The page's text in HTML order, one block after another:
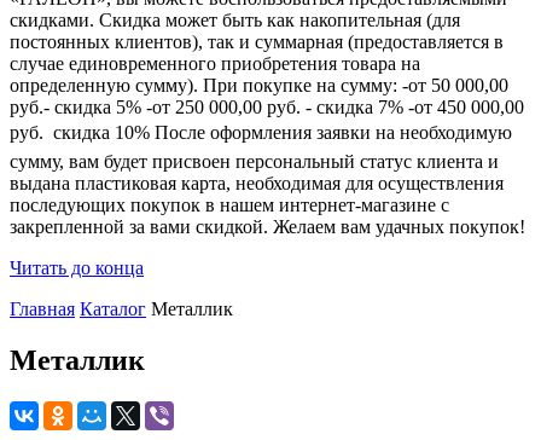
скидками. Скидка может быть как накопительная (для
постоянных клиентов), так и суммарная (предоставляется в
случае единовременного приобретения товара на
определенную сумму). При покупке на сумму: -от 50 000,00
руб.- скидка 5% -от 250 000,00 руб. - скидка 7% -от 450 000,00
руб.  скидка 10% После оформления заявки на необходимую
сумму, вам будет присвоен персональный статус клиента и
выдана пластиковая карта, необходимая для осуществления
последующих покупок в нашем интернет-магазине с
закрепленной за вами скидкой. Желаем вам удачных покупок!
Читать до конца
Главная Каталог Металлик
Металлик